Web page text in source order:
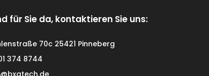
für Sie da, kontaktieren Sie uns:
70c 25421 Pinneberg
374 8744